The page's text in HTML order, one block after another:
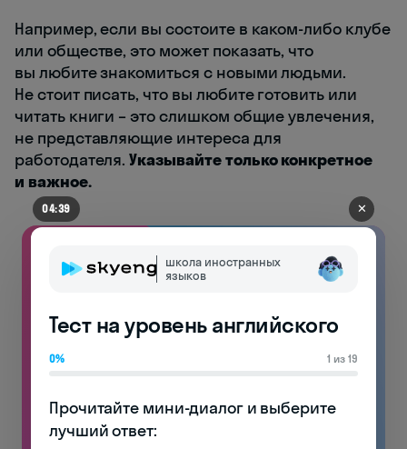
Например, если вы состоите в каком-либо клубе
или обществе, это может показать, что
вы любите знакомиться с новыми людьми.
Не стоит писать, что вы любите готовить или
читать книги – это слишком общие увлечения,
не представляющие интереса для
работодателя.Указывайте только конкретное
и важное.
04:39 ✕
школа иностранных
языков
Тест на уровень английского
0% 1 из 19
Прочитайте мини-диалог и выберите
лучший ответ: